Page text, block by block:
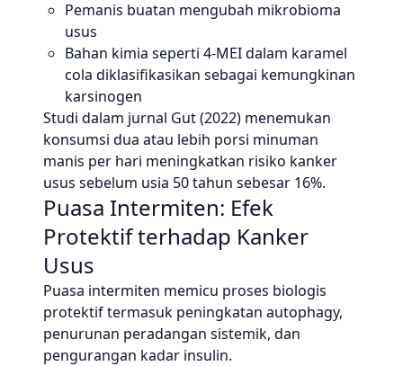
Pemanis buatan mengubah mikrobioma
usus
Bahan kimia seperti 4-MEI dalam karamel
cola diklasifikasikan sebagai kemungkinan
karsinogen
Studi dalam jurnal Gut (2022) menemukan
konsumsi dua atau lebih porsi minuman
manis per hari meningkatkan risiko kanker
usus sebelum usia 50 tahun sebesar 16%.
Puasa Intermiten: Efek
Protektif terhadap Kanker
Usus
Puasa intermiten memicu proses biologis
protektif termasuk peningkatan autophagy,
penurunan peradangan sistemik, dan
pengurangan kadar insulin.